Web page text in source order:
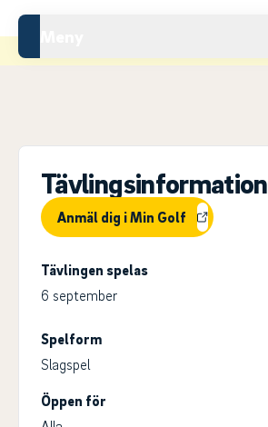
Tävlingsinformation
Anmäl dig i Min Golf
Tävlingen spelas
6 september
Spelform
Slagspel
Öppen för